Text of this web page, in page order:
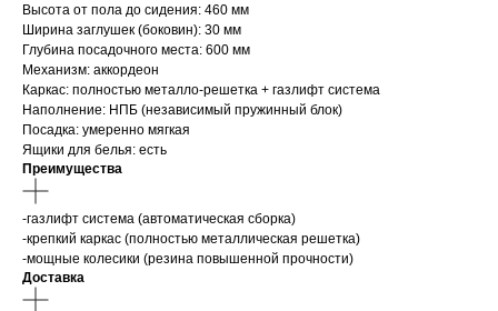
Высота от пола до сидения: 460 мм
Ширина заглушек (боковин): 30 мм
Глубина посадочного места: 600 мм
Механизм: аккордеон
Каркас: полностью металло-решетка + газлифт система
Наполнение: НПБ (независимый пружинный блок)
Посадка: умеренно мягкая
Ящики для белья: есть
Преимущества
-газлифт система (автоматическая сборка)
-крепкий каркас (полностью металлическая решетка)
-мощные колесики (резина повышенной прочности)
Доставка